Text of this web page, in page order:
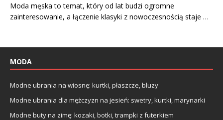
Moda męska to temat, który od lat budzi ogromne
zainteresowanie, a łączenie klasyki z nowoczesnością staje …
MODA
Modne ubrania na wiosnę: kurtki, płaszcze, bluzy
Modne ubrania dla mężczyzn na jesień: swetry, kurtki, marynarki
Modne buty na zimę: kozaki, botki, trampki z futerkiem